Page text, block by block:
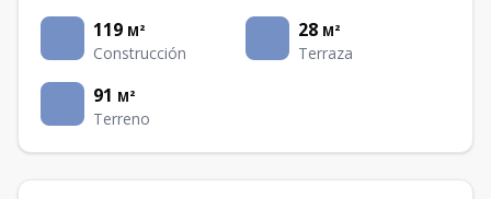
119 M²
Construcción
28 M²
Terraza
91 M²
Terreno